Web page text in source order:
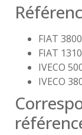
FIAT
FIAT
IVECO
IVECO